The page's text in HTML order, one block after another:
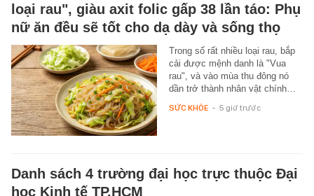
loại rau", giàu axit folic gấp 38 lần táo: Phụ
nữ ăn đều sẽ tốt cho dạ dày và sống thọ
Trong số rất nhiều loại rau, bắp
cải được mệnh danh là "Vua
rau", và vào mùa thu đông nó
dần trở thành nhân vật chính…
SỨC KHỎE - 5 giờ trước
Danh sách 4 trường đại học trực thuộc Đại
học Kinh tế TP.HCM